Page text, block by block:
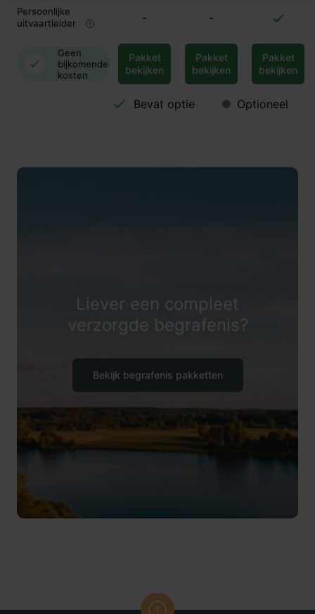
Persoonlijke
uitvaartleider
- -
Geen
bijkomende
kosten
Pakket
bekijken
Pakket
bekijken
Pakket
bekijken
Bevat optie Optioneel
Liever een compleet
verzorgde begrafenis?
Bekijk begrafenis pakketten